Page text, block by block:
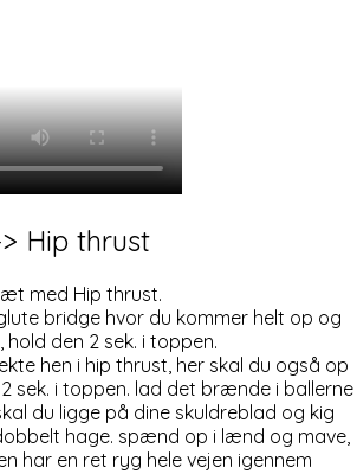
Hip thrust
med Hip thrust.
bridge hvor du kommer helt op og
den 2 sek. i toppen.
hen i hip thrust, her skal du også op
sek. i toppen. lad det brænde i ballerne
du ligge på dine skuldreblad og kig
hage. spænd op i lænd og mave,
har en ret ryg hele vejen igennem